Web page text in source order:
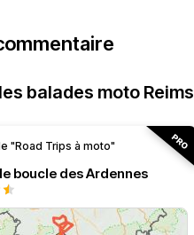
balades moto Reims
"Road Trips à moto"
boucle des Ardennes